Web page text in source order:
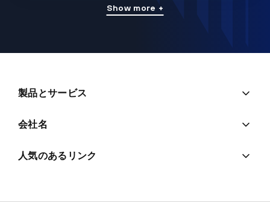
Show more +
製品とサービス
会社名
人気のあるリンク